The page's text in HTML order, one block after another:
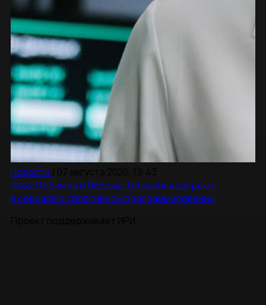
Новости
Илья Любимов и Любовь Толкалина сыграют
в сериале о спортивном программировании